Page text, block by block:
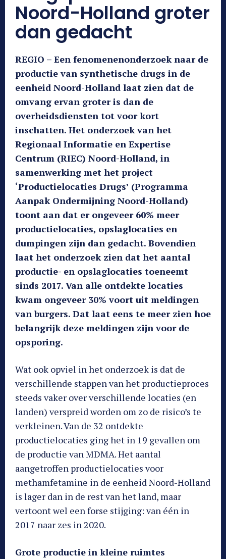
Noord-Holland groter
dan gedacht
REGIO – Een fenomenenonderzoek naar de
productie van synthetische drugs in de
eenheid Noord-Holland laat zien dat de
omvang ervan groter is dan de
overheidsdiensten tot voor kort
inschatten. Het onderzoek van het
Regionaal Informatie en Expertise
Centrum (RIEC) Noord-Holland, in
samenwerking met het project
‘Productielocaties Drugs’ (Programma
Aanpak Ondermijning Noord-Holland)
toont aan dat er ongeveer 60% meer
productielocaties, opslaglocaties en
dumpingen zijn dan gedacht. Bovendien
laat het onderzoek zien dat het aantal
productie- en opslaglocaties toeneemt
sinds 2017. Van alle ontdekte locaties
kwam ongeveer 30% voort uit meldingen
van burgers. Dat laat eens te meer zien hoe
belangrijk deze meldingen zijn voor de
opsporing.
Wat ook opviel in het onderzoek is dat de
verschillende stappen van het productieproces
steeds vaker over verschillende locaties (en
landen) verspreid worden om zo de risico’s te
verkleinen. Van de 32 ontdekte
productielocaties ging het in 19 gevallen om
de productie van MDMA. Het aantal
aangetroffen productielocaties voor
methamfetamine in de eenheid Noord-Holland
is lager dan in de rest van het land, maar
vertoont wel een forse stijging: van één in
2017 naar zes in 2020.
Grote productie in kleine ruimtes